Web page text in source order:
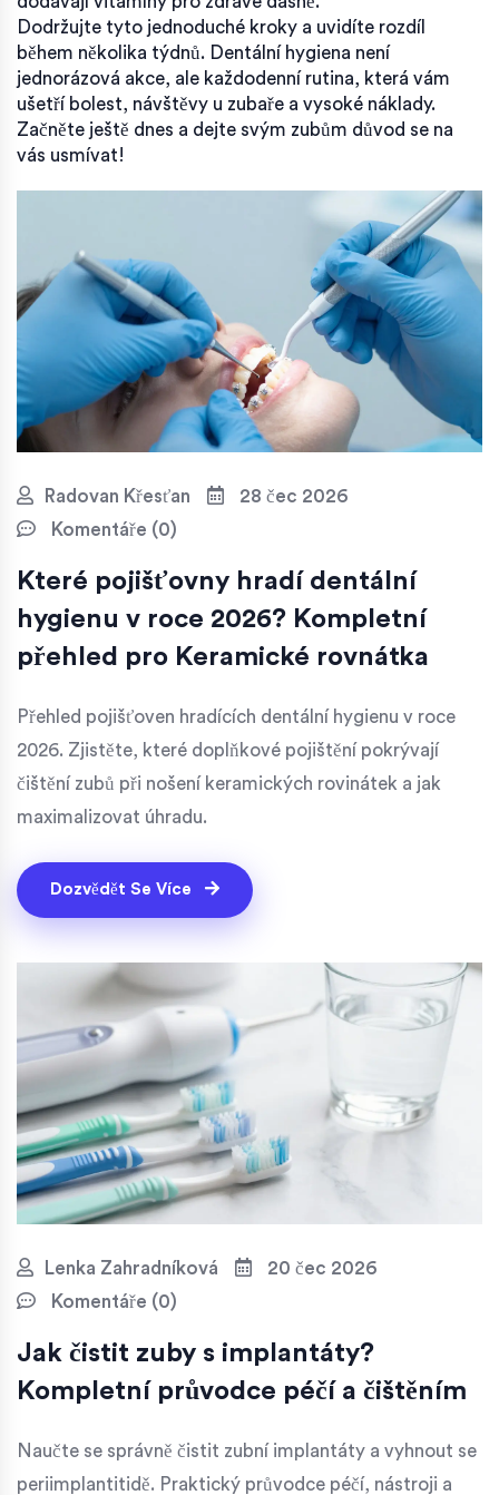
Dodržujte tyto jednoduché kroky a uvidíte rozdíl
během několika týdnů. Dentální hygiena není
jednorázová akce, ale každodenní rutina, která vám
ušetří bolest, návštěvy u zubaře a vysoké náklady.
Začněte ještě dnes a dejte svým zubům důvod se na
vás usmívat!
Radovan Křesťan
28 čec 2026
Komentáře (0)
Které pojišťovny hradí dentální
hygienu v roce 2026? Kompletní
přehled pro Keramické rovnátka
Přehled pojišťoven hradících dentální hygienu v roce
2026. Zjistěte, které doplňkové pojištění pokrývají
čištění zubů při nošení keramických rovinátek a jak
maximalizovat úhradu.
Dozvědět Se Více
Lenka Zahradníková
20 čec 2026
Komentáře (0)
Jak čistit zuby s implantáty?
Kompletní průvodce péčí a čištěním
Naučte se správně čistit zubní implantáty a vyhnout se
periimplantitidě. Praktický průvodce péčí, nástroji a